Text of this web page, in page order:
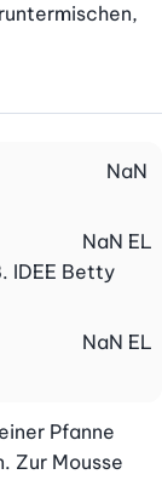
NaN
IDEE Betty
NaN EL
NaN EL
Pfanne
Zur Mousse